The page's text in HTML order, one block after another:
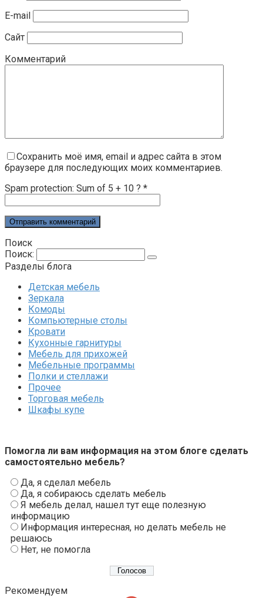
E-mail
Сайт
Комментарий
Сохранить моё имя, email и адрес сайта в этом
браузере для последующих моих комментариев.
Spam protection: Sum of 5 + 10 ? *
Поиск
Поиск:
Разделы блога
Детская мебель
Зеркала
Комоды
Компьютерные столы
Кровати
Кухонные гарнитуры
Мебель для прихожей
Мебельные программы
Полки и стеллажи
Прочее
Торговая мебель
Шкафы купе
Помогла ли вам информация на этом блоге сделать
самостоятельно мебель?
Да, я сделал мебель
Да, я собираюсь сделать мебель
Я мебель делал, нашел тут еще полезную
информацию
Информация интересная, но делать мебель не
решаюсь
Нет, не помогла
Рекомендуем